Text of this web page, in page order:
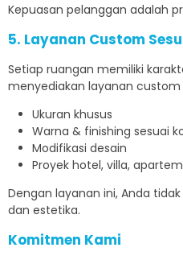
Kepuasan pelanggan adalah
5. Layanan Custom
Setiap ruangan memiliki
menyediakan layanan custom
Ukuran khusus
Warna & finishing sesuai
Modifikasi desain
Proyek hotel, villa,
Dengan layanan ini, Anda
dan estetika.
Komitmen Kami